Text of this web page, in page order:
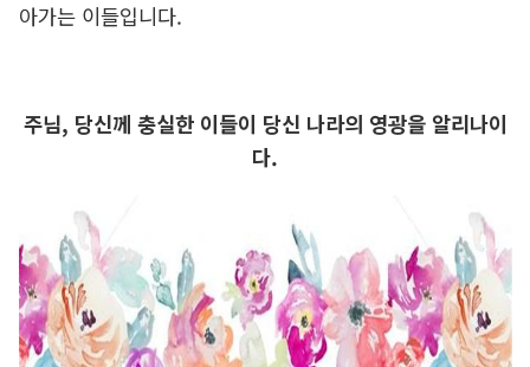
아가는 이들입니다.
주님, 당신께 충실한 이들이 당신 나라의 영광을 알리나이
다.